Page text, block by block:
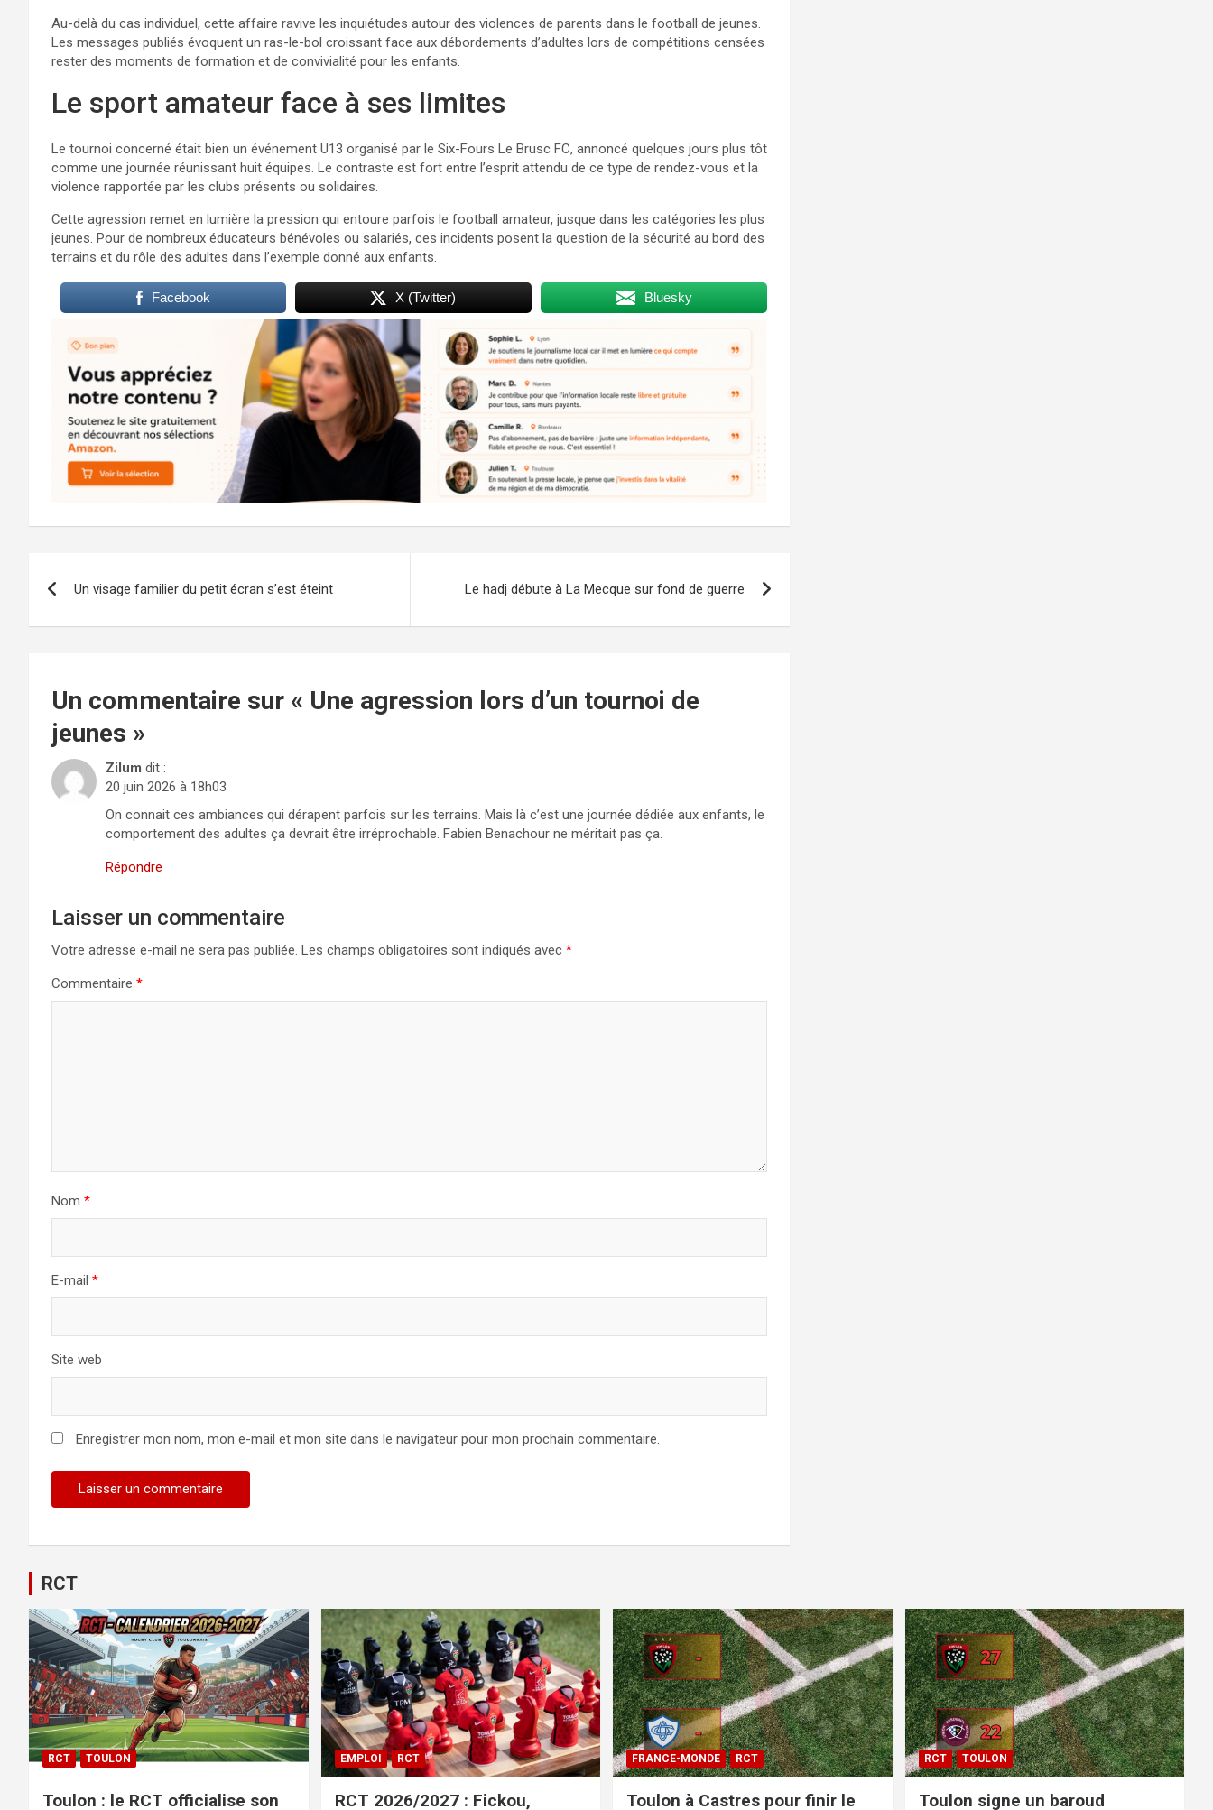
Au-delà du cas individuel, cette affaire ravive les inquiétudes autour des violences de parents dans le football de jeunes.
Les messages publiés évoquent un ras-le-bol croissant face aux débordements d’adultes lors de compétitions censées
rester des moments de formation et de convivialité pour les enfants.
Le sport amateur face à ses limites
Le tournoi concerné était bien un événement U13 organisé par le Six-Fours Le Brusc FC, annoncé quelques jours plus tôt
comme une journée réunissant huit équipes. Le contraste est fort entre l’esprit attendu de ce type de rendez-vous et la
violence rapportée par les clubs présents ou solidaires.
Cette agression remet en lumière la pression qui entoure parfois le football amateur, jusque dans les catégories les plus
jeunes. Pour de nombreux éducateurs bénévoles ou salariés, ces incidents posent la question de la sécurité au bord des
terrains et du rôle des adultes dans l’exemple donné aux enfants.
Facebook X (Twitter) Bluesky
de
Un visage familier du petit écran s’est éteint Le hadj débute à La Mecque sur fond de guerre
Un commentaire sur « Une agression lors d’un tournoi de
jeunes »
Zilum dit :
20 juin 2026 à 18h03
On connait ces ambiances qui dérapent parfois sur les terrains. Mais là c’est une journée dédiée aux enfants, le
comportement des adultes ça devrait être irréprochable. Fabien Benachour ne méritait pas ça.
Répondre
Laisser un commentaire
Votre adresse e-mail ne sera pas publiée. Les champs obligatoires sont indiqués avec *
Commentaire *
Nom *
E-mail *
Site web
Enregistrer mon nom, mon e-mail et mon site dans le navigateur pour mon prochain commentaire.
RCT
RCT TOULON
Toulon : le RCT officialise son
EMPLOI RCT
RCT 2026/2027 : Fickou,
FRANCE-MONDE RCT
Toulon à Castres pour finir le
RCT TOULON
Toulon signe un baroud